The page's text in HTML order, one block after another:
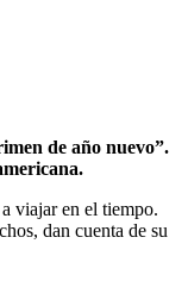
de año nuevo”.
viajar en el tiempo.
dan cuenta de su